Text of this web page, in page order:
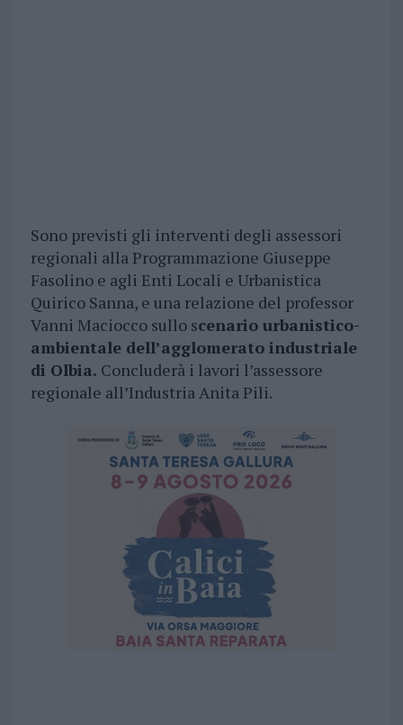
Sono previsti gli interventi degli assessori
regionali alla Programmazione Giuseppe
Fasolino e agli Enti Locali e Urbanistica
Quirico Sanna, e una relazione del professor
Vanni Maciocco sullo scenario urbanistico-
ambientale dell’agglomerato industriale
di Olbia. Concluderà i lavori l’assessore
regionale all’Industria Anita Pili.